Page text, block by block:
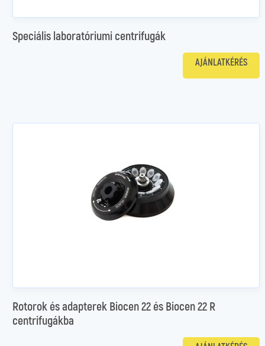
Speciális laboratóriumi centrifugák
AJÁNLATKÉRÉS
Rotorok és adapterek Biocen 22 és Biocen 22 R
centrifugákba